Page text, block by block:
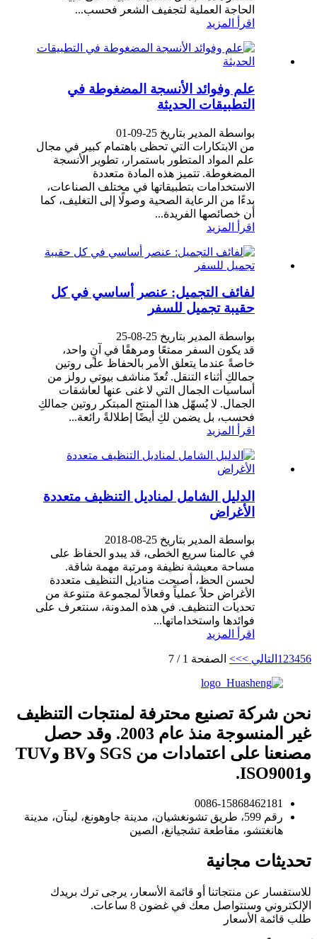
الحاجة العملية لتجفيف الشعر فحسب...
اقرأ المزيد
علم وفوائد الأنسجة المضغوطة في
التطبيقات الحديثة
بواسطة المدير بتاريخ 25-09-01
من الابتكارات التي تحظى باهتمام كبير في مجال
علم المواد المتطور باستمرار، تطوير الأنسجة
المضغوطة. تتميز هذه المادة متعددة
الاستخدامات بتطبيقاتها في مختلف الصناعات،
بدءًا من الرعاية الصحية وصولًا إلى التغليف، كما
أن خصائصها الفريدة...
اقرأ المزيد
لفائف التجميل: عنصر أساسي في كل
حقيبة تجميل للسفر
بواسطة المدير بتاريخ 25-08-25
قد يكون السفر ممتعًا ومرهقًا في آنٍ واحد،
خاصةً عندما يتعلق الأمر بالحفاظ على روتين
جمالكِ أثناء التنقل. تُعدّ مناشف بيوتي رولز من
أساسيات الجمال التي لا غنى عنها لعاشقات
الجمال. لا يُسهّل هذا المنتج المبتكر روتين جمالكِ
فحسب، بل يضمن لكِ أيضًا إطلالةً رائعة...
اقرأ المزيد
الدليل الشامل لمناديل التنظيف متعددة
الأغراض
بواسطة المدير بتاريخ 25-08-2018
في عالمنا سريع الخطى، قد يبدو الحفاظ على
مساحة معيشة نظيفة ومرتبة مهمة شاقة.
لحسن الحظ، أصبحت مناديل التنظيف متعددة
الأغراض حلاً عملياً وفعالاً لمجموعة متنوعة من
تحديات التنظيف. في هذه المدونة، سنتعرف على
فوائدها واستخداماتها...
اقرأ المزيد
123456 التالي >>> الصفحة 1 / 7
نحن شركة تصنيع محترفة لمنتجات التنظيف
غير المنسوجة منذ عام 2003. وقد حصل
مصنعنا على اعتمادات من SGS وBV وTUV
وISO9001.
0086-15868462181
رقم 599، طريق تشونغشيان، مدينة جاوهونغ، لينآن، مدينة
هانغتشو، مقاطعة تشجيانغ، الصين
تحديثات مجانية
للاستفسار عن منتجاتنا أو قائمة الأسعار، يرجى ترك بريدك
الإلكتروني وسنتواصل معك في غضون 8 ساعات.
طلب قائمة الأسعار